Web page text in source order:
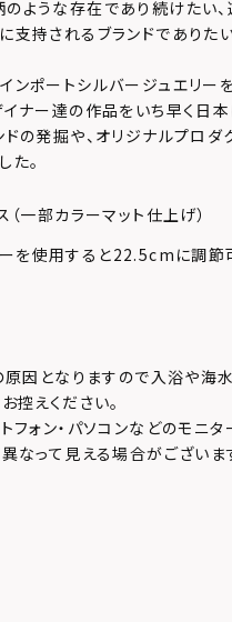
ような存在であり続けたい
支持されるブランドでありた
ンポートシルバージュエリー
ナー達の作品をいち早く日本
の発掘や、オリジナルプロダ
た。
一部カラーマット仕上げ）
を使用すると22.5cmに調節
因となりますので入浴や海
控えください。
ォン・パソコンなどのモニタ
なって見える場合がございま